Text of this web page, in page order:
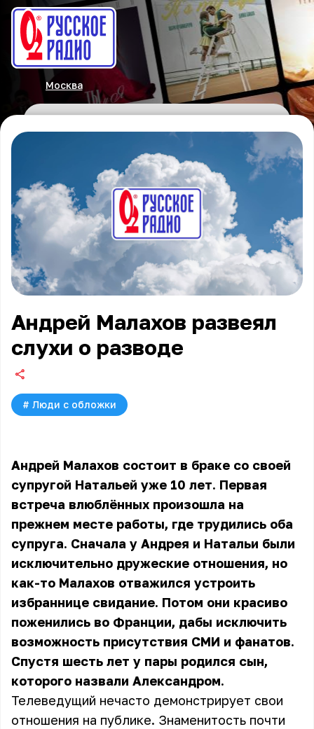
Москва
Андрей Малахов развеял
слухи о разводе
# Люди с обложки
Андрей Малахов состоит в браке со своей
супругой Натальей уже 10 лет. Первая
встреча влюблённых произошла на
прежнем месте работы, где трудились оба
супруга. Сначала у Андрея и Натальи были
исключительно дружеские отношения, но
как-то Малахов отважился устроить
избраннице свидание. Потом они красиво
поженились во Франции, дабы исключить
возможность присутствия СМИ и фанатов.
Спустя шесть лет у пары родился сын,
которого назвали Александром.
Телеведущий нечасто демонстрирует свои
отношения на публике. Знаменитость почти